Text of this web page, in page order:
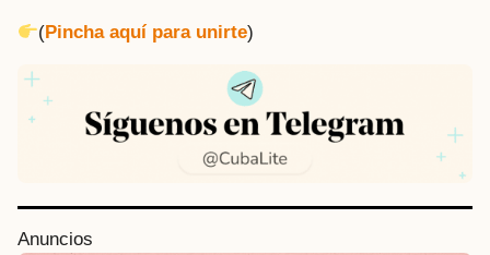
(Pincha aquí para unirte)
Anuncios
P